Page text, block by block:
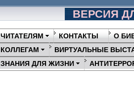
ВЕРСИЯ
ЧИТАТЕЛЯМ КОНТАКТЫ
О
КОЛЛЕГАМ
ВИРТУАЛЬНЫЕ
ЗНАНИЯ ДЛЯ ЖИЗНИ